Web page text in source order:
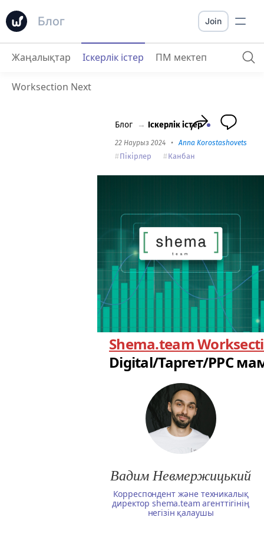
Блог
Shema.team Worksection туралы :
Join
Жаңалықтар Іскерлік істер ПМ мектеп
Worksection Next
Блог → Іскерлік істер
22 Наурыз 2024 •Anna Korostashovets
Пікірлер Канбан
Shema.team
Digital/Таргет/PPC
Вадим Невмержицький
Корреспондент және техникалық
директор shema.team агенттігінің
негізін қалаушы